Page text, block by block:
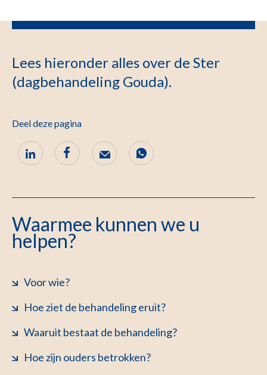
Lees hieronder alles over de Ster
(dagbehandeling Gouda).
Deel deze pagina
Waarmee kunnen we u
helpen?
Voor wie?
Hoe ziet de behandeling eruit?
Waaruit bestaat de behandeling?
Hoe zijn ouders betrokken?